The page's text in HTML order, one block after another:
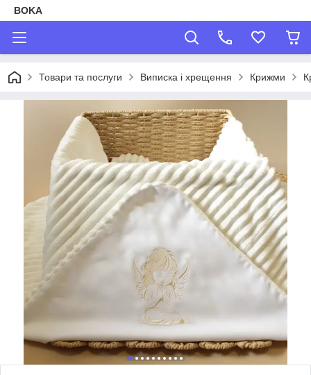
BOKA
Товари та послуги Виписка і хрещення Крижми